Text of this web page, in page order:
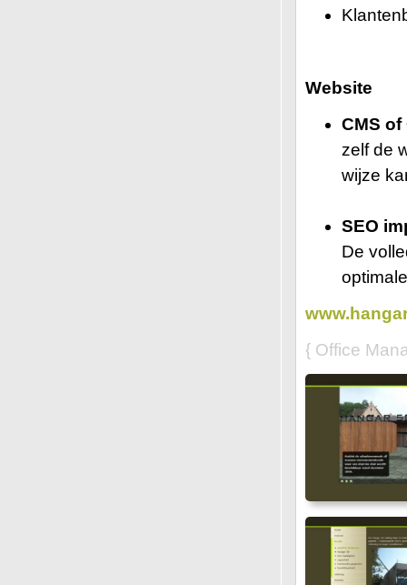
Website
CMS
zelf de
wijze
SEO
De
{ Office